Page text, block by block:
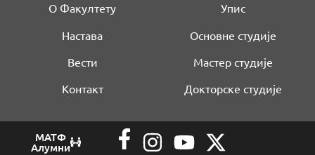
О Факултету
Настава
Вести
Контакт
Упис
Основне студије
Мастер студије
Докторске студије
МАТФ
Алумни